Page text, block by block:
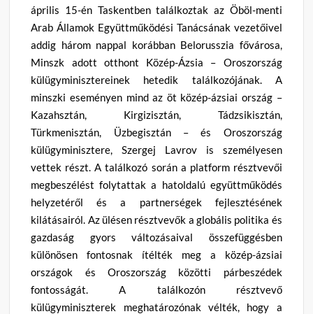
április 15-én Taskentben találkoztak az Öböl-menti
Arab Államok Együttműködési Tanácsának vezetőivel
addig három nappal korábban Belorusszia fővárosa,
Minszk adott otthont Közép-Ázsia – Oroszország
külügyminisztereinek hetedik találkozójának. A
minszki eseményen mind az öt közép-ázsiai ország –
Kazahsztán, Kirgizisztán, Tádzsikisztán,
Türkmenisztán, Üzbegisztán – és Oroszország
külügyminisztere, Szergej Lavrov is személyesen
vettek részt. A találkozó során a platform résztvevői
megbeszélést folytattak a hatoldalú együttműködés
helyzetéről és a partnerségek fejlesztésének
kilátásairól. Az ülésen résztvevők a globális politika és
gazdaság gyors változásaival összefüggésben
különösen fontosnak ítélték meg a közép-ázsiai
országok és Oroszország közötti párbeszédek
fontosságát. A találkozón résztvevő
külügyminiszterek meghatározónak vélték, hogy a